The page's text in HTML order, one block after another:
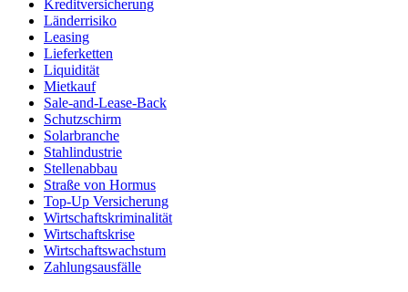
Kreditversicherung
Länderrisiko
Leasing
Lieferketten
Liquidität
Mietkauf
Sale-and-Lease-Back
Schutzschirm
Solarbranche
Stahlindustrie
Stellenabbau
Straße von Hormus
Top-Up Versicherung
Wirtschaftskriminalität
Wirtschaftskrise
Wirtschaftswachstum
Zahlungsausfälle